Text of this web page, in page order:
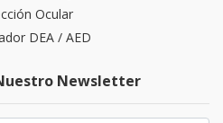
Ocular
DEA / AED
Newsletter